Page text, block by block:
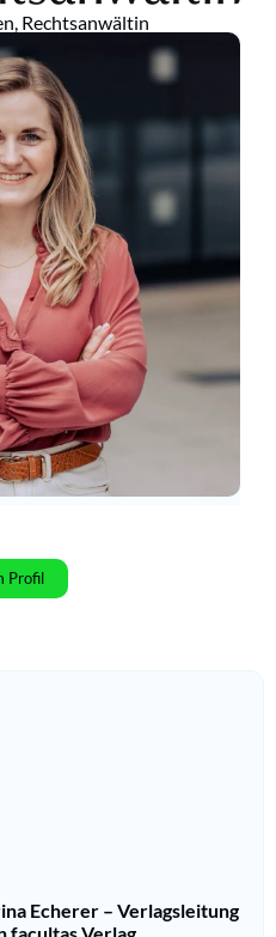
Rechtsanwältin
Profil
Echerer – Verlagsleitung
facultas Verlag